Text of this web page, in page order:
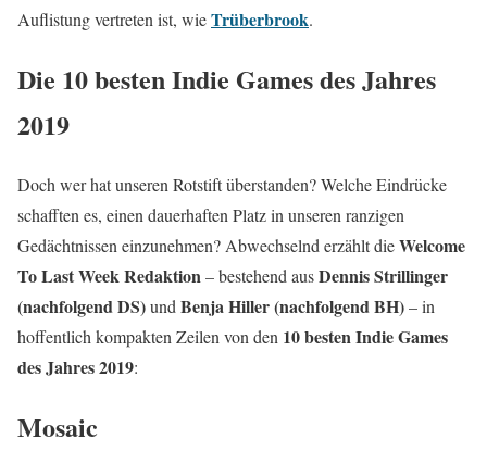
Auflistung vertreten ist, wieTrüberbrook.
Die 10 besten Indie Games des Jahres
2019
Doch wer hat unseren Rotstift überstanden? Welche Eindrücke
schafften es, einen dauerhaften Platz in unseren ranzigen
Gedächtnissen einzunehmen? Abwechselnd erzählt dieWelcome
To Last Week Redaktion– bestehend ausDennis Strillinger
(nachfolgend DS)und Benja Hiller (nachfolgend BH)– in
hoffentlich kompakten Zeilen von den 10 besten Indie Games
des Jahres 2019:
Mosaic